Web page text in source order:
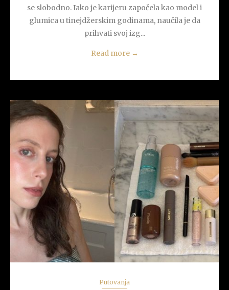
se slobodno. Iako je karijeru započela kao model i
glumica u tinejdžerskim godinama, naučila je da
prihvati svoj izg...
Read more →
READ MORE
Putovanja